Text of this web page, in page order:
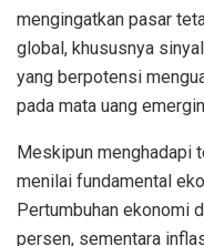
mengingatkan pasar
global, khususnya
yang berpotensi
pada mata uang
Meskipun menghadapi
menilai fundamental
Pertumbuhan ekonomi
persen, sementara